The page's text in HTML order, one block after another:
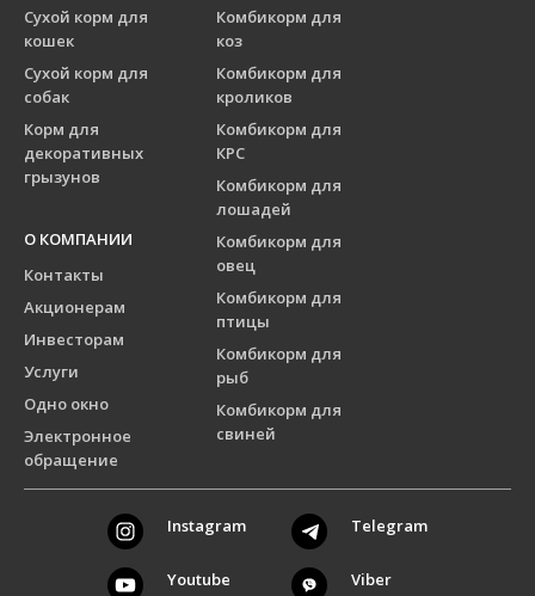
Сухой корм для
кошек
Сухой корм для
собак
Корм для
декоративных
грызунов
Комбикорм для
коз
Комбикорм для
кроликов
Комбикорм для
КРС
Комбикорм для
лошадей
Комбикорм для
овец
Комбикорм для
птицы
Комбикорм для
рыб
Комбикорм для
свиней
О КОМПАНИИ
Контакты
Акционерам
Инвесторам
Услуги
Одно окно
Электронное
обращение
Instagram Telegram
Youtube Viber